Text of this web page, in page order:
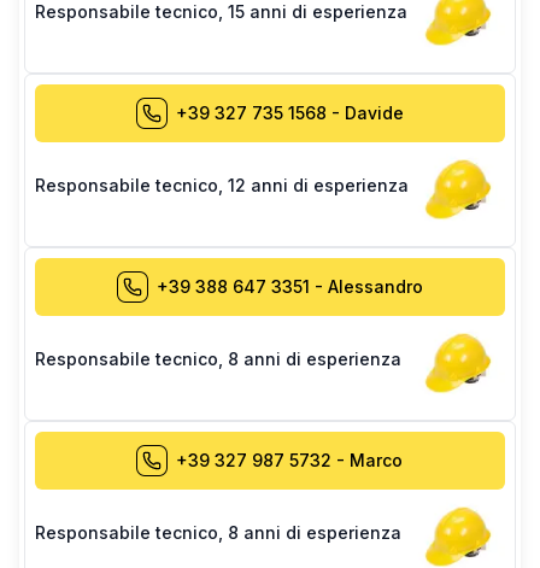
Responsabile tecnico 15 anni di esperienza
+39 327 735 1568 - Davide
Responsabile tecnico 12 anni di esperienza
+39 388 647 3351 - Alessandro
Responsabile tecnico 8 anni di esperienza
+39 327 987 5732 - Marco
Responsabile tecnico 8 anni di esperienza